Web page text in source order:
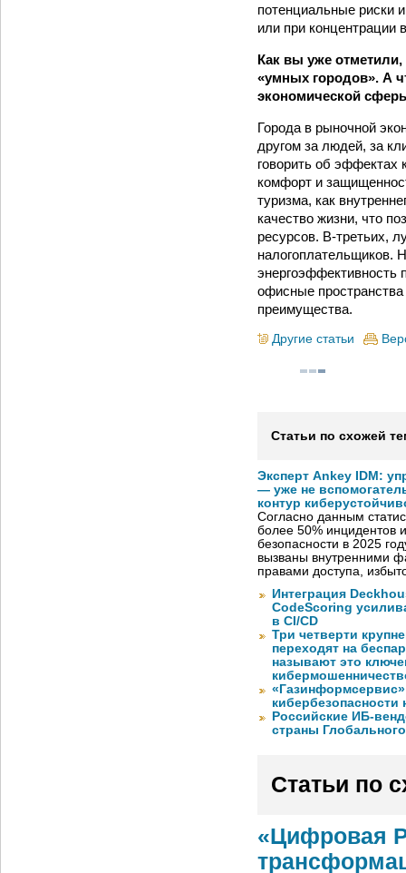
потенциальные риски
или при концентрации
Как вы уже
«умных городов». А
экономической
Города в рыночной
другом за людей, за
говорить об эффектах
комфорт и
туризма, как
качество жизни, что
ресурсов. В-­третьих,
налогоплательщиков.
энергоэффективность
офисные
преимущества.
Другие статьи
Статьи по схожей
Эксперт Ankey IDM:
— уже не
контур
Согласно данным
более 50% инцидентов
безопасности в 2025
вызваны внутренними
правами доступа,
Интеграция
CodeScoring
в CI/CD
Три четверти
переходят на
называют это
Российские ИБ-
страны
Статьи по
«Цифровая